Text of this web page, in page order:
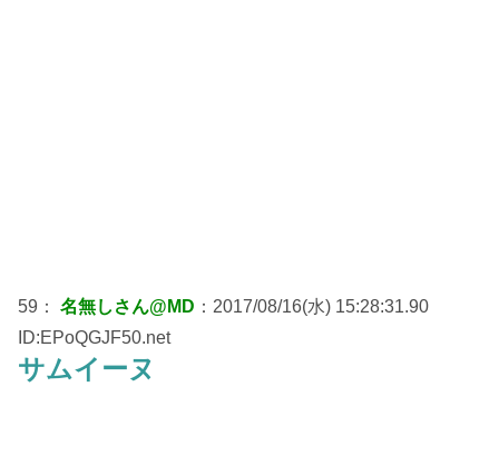
59： 名無しさん@MD ：2017/08/16(水) 15:28:31.90
ID:EPoQGJF50.net
サムイーヌ